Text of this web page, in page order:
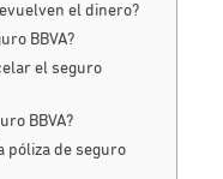
el dinero?
BBVA?
el seguro
BBVA?
póliza de seguro